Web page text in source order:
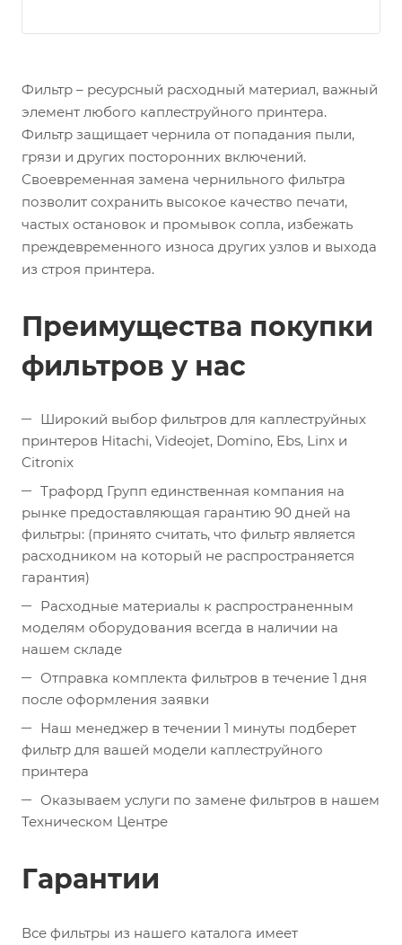
Фильтр – ресурсный расходный материал, важный
элемент любого каплеструйного принтера.
Фильтр защищает чернила от попадания пыли,
грязи и других посторонних включений.
Своевременная замена чернильного фильтра
позволит сохранить высокое качество печати,
частых остановок и промывок сопла, избежать
преждевременного износа других узлов и выхода
из строя принтера.
Преимущества покупки
фильтров у нас
Широкий выбор фильтров для каплеструйных
принтеров Hitachi, Videojet, Domino, Ebs, Linx и
Citronix
Трафорд Групп единственная компания на
рынке предоставляющая гарантию 90 дней на
фильтры: (принято считать, что фильтр является
расходником на который не распространяется
гарантия)
Расходные материалы к распространенным
моделям оборудования всегда в наличии на
нашем складе
Отправка комплекта фильтров в течение 1 дня
после оформления заявки
Наш менеджер в течении 1 минуты подберет
фильтр для вашей модели каплеструйного
принтера
Оказываем услуги по замене фильтров в нашем
Техническом Центре
Гарантии
Все фильтры из нашего каталога имеет